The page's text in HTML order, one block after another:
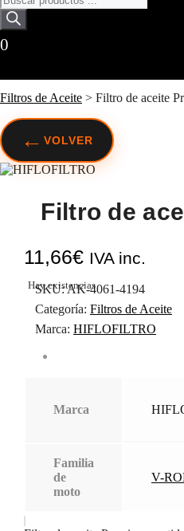
Filtros de Aceite > Filtro de aceite
0
← VOLVER
Filtro de
11,66€ IVA inc.
Hay existencias
SKU:AK-4061-4194
Categoría: Filtros de Aceite
Marca: HIFLOFILTRO
Marca
Familia
de
moto
V-